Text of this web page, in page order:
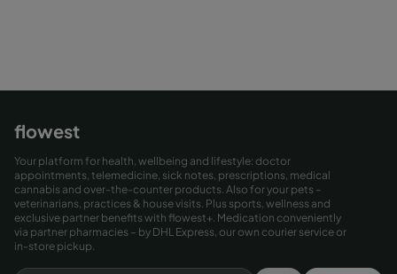
flowest
Your platform for health, wellbeing and lifestyle: doctor
appointments, telemedicine, sick notes, prescriptions, medical
cannabis and over-the-counter products. Also for your pets –
veterinarians, practices & house visits. Plus sports, wellness and
exclusive partner benefits with flowest+. Medication conveniently
via partner pharmacies – by DHL Express, our own courier service or
in-store pickup.